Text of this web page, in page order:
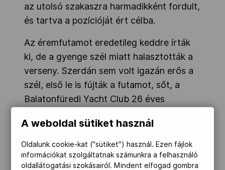
az utolsó szakaszra harmadikként fordult,
és tartva a pozícióját ért célba.
Az éremfutamot eredetileg keddre írták
ki, de a gyenge szél miatt halasztották a
verseny. Szerdán sem volt igazán erős a
szél, első le is fújták a futamot, sőt, a
Balatonfüredi Yacht Club 26 éves
hátráltatta.
Vadnai Jonatán a párizsi olimpián
pontszerző 4. lett, ezzel az ILCA 7-es
A weboldal sütiket használ
Oldalunk cookie-kat ("sütiket") használ. Ezen fájlok
információkat szolgáltatnak számunkra a felhasználó
oldallátogatási szokásairól. Mindent elfogad gombra